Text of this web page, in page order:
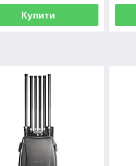
Купити